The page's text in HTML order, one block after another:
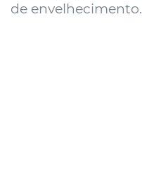
de envelhecimento.